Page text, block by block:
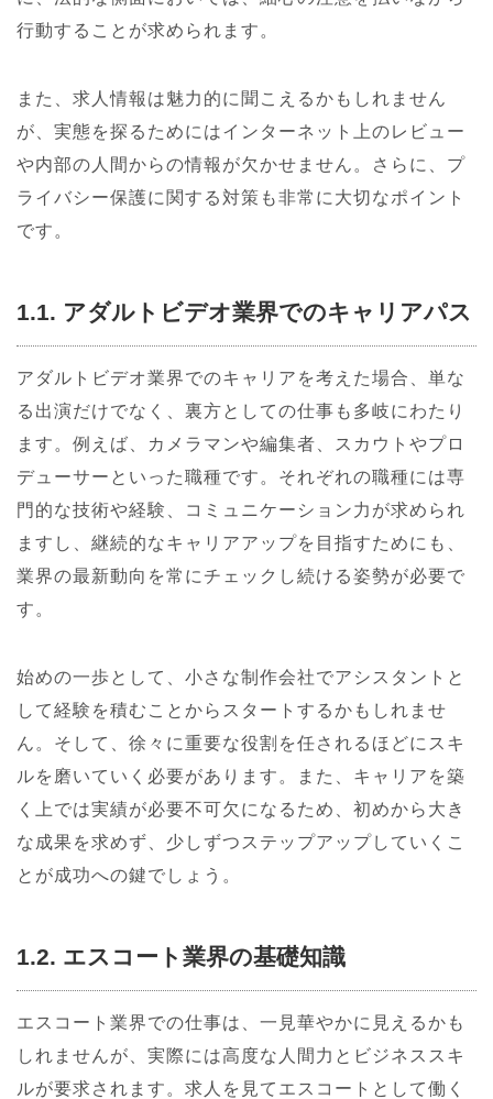
行動することが求められます。
また、求人情報は魅力的に聞こえるかもしれません
が、実態を探るためにはインターネット上のレビュー
や内部の人間からの情報が欠かせません。さらに、プ
ライバシー保護に関する対策も非常に大切なポイント
です。
1.1. アダルトビデオ業界でのキャリアパス
アダルトビデオ業界でのキャリアを考えた場合、単な
る出演だけでなく、裏方としての仕事も多岐にわたり
ます。例えば、カメラマンや編集者、スカウトやプロ
デューサーといった職種です。それぞれの職種には専
門的な技術や経験、コミュニケーション力が求められ
ますし、継続的なキャリアアップを目指すためにも、
業界の最新動向を常にチェックし続ける姿勢が必要で
す。
始めの一歩として、小さな制作会社でアシスタントと
して経験を積むことからスタートするかもしれませ
ん。そして、徐々に重要な役割を任されるほどにスキ
ルを磨いていく必要があります。また、キャリアを築
く上では実績が必要不可欠になるため、初めから大き
な成果を求めず、少しずつステップアップしていくこ
とが成功への鍵でしょう。
1.2. エスコート業界の基礎知識
エスコート業界での仕事は、一見華やかに見えるかも
しれませんが、実際には高度な人間力とビジネススキ
ルが要求されます。求人を見てエスコートとして働く